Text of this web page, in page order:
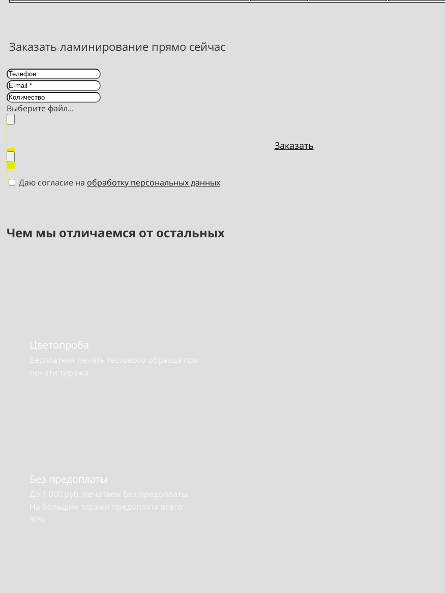
Заказать ламинирование прямо сейчас
Выберите файл...
Заказать
Даю согласие на обработку персональных данных
Чем мы отличаемся от остальных
Цветопроба
Бесплатная печать тестового образца при
печати тиража.
Без предоплаты
До 1 000 руб. печатаем без предоплаты.
На большие тиражи предоплата всего
30%